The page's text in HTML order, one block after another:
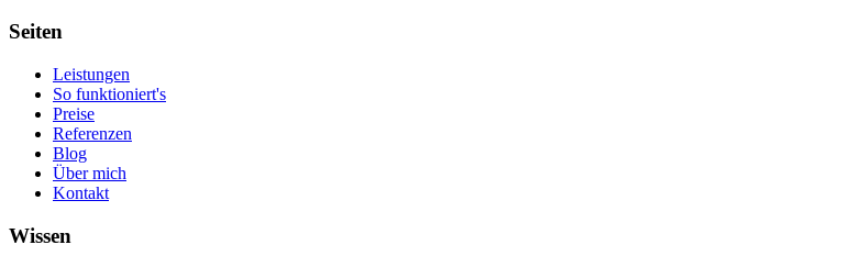
Seiten
Leistungen
So funktioniert's
Preise
Referenzen
Blog
Über mich
Kontakt
Wissen